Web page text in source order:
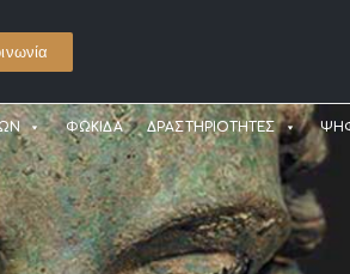
ΦΩΚΙΔΑ ΔΡΑΣΤΗΡΙΟΤΗΤΕΣ